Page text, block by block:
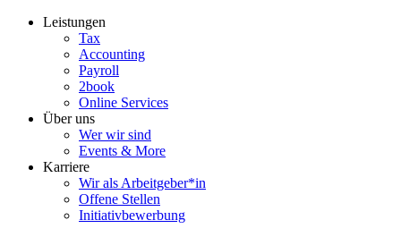
Zum
Leistungen
Tax
Accounting
Payroll
2book
Online Services
Über uns
Wer wir sind
Events & More
Karriere
Wir als Arbeitgeber*in
Offene Stellen
Initiativbewerbung